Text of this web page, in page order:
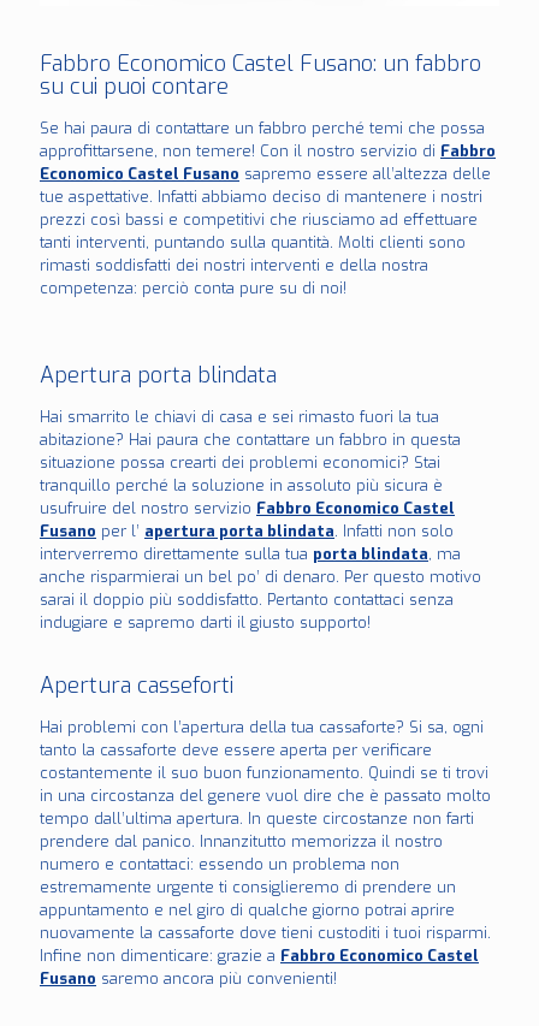
Fabbro Economico Castel Fusano: un fabbro
su cui puoi contare
Se hai paura di contattare un fabbro perché temi che possa
approfittarsene, non temere! Con il nostro servizio di Fabbro
Economico Castel Fusano sapremo essere all’altezza delle
tue aspettative. Infatti abbiamo deciso di mantenere i nostri
prezzi così bassi e competitivi che riusciamo ad effettuare
tanti interventi, puntando sulla quantità. Molti clienti sono
rimasti soddisfatti dei nostri interventi e della nostra
competenza: perciò conta pure su di noi!
Apertura porta blindata
Hai smarrito le chiavi di casa e sei rimasto fuori la tua
abitazione? Hai paura che contattare un fabbro in questa
situazione possa crearti dei problemi economici? Stai
tranquillo perché la soluzione in assoluto più sicura è
usufruire del nostro servizio Fabbro Economico Castel
Fusano per l’ apertura porta blindata. Infatti non solo
interverremo direttamente sulla tua porta blindata, ma
anche risparmierai un bel po’ di denaro. Per questo motivo
sarai il doppio più soddisfatto. Pertanto contattaci senza
indugiare e sapremo darti il giusto supporto!
Apertura casseforti
Hai problemi con l’apertura della tua cassaforte? Si sa, ogni
tanto la cassaforte deve essere aperta per verificare
costantemente il suo buon funzionamento. Quindi se ti trovi
in una circostanza del genere vuol dire che è passato molto
tempo dall’ultima apertura. In queste circostanze non farti
prendere dal panico. Innanzitutto memorizza il nostro
numero e contattaci: essendo un problema non
estremamente urgente ti consiglieremo di prendere un
appuntamento e nel giro di qualche giorno potrai aprire
nuovamente la cassaforte dove tieni custoditi i tuoi risparmi.
Infine non dimenticare: grazie a Fabbro Economico Castel
Fusano saremo ancora più convenienti!